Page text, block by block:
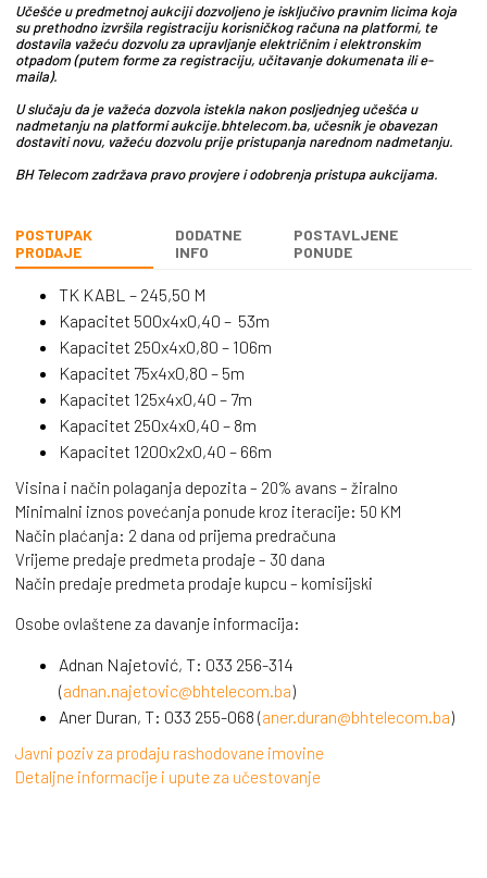
Učešće u predmetnoj aukciji dozvoljeno je isključivo pravnim licima koja
su prethodno izvršila registraciju korisničkog računa na platformi, te
dostavila važeću dozvolu za upravljanje električnim i elektronskim
otpadom (putem forme za registraciju, učitavanje dokumenata ili e-
maila).
U slučaju da je važeća dozvola istekla nakon posljednjeg učešća u
nadmetanju na platformi aukcije.bhtelecom.ba, učesnik je obavezan
dostaviti novu, važeću dozvolu prije pristupanja narednom nadmetanju.
BH Telecom zadržava pravo provjere i odobrenja pristupa aukcijama.
POSTUPAK
PRODAJE
DODATNE
INFO
POSTAVLJENE
PONUDE
TK KABL – 245,50 M
Kapacitet 500x4x0,40 – 53m
Kapacitet 250x4x0,80 – 106m
Kapacitet 75x4x0,80 – 5m
Kapacitet 125x4x0,40 – 7m
Kapacitet 250x4x0,40 – 8m
Kapacitet 1200x2x0,40 – 66m
Visina i način polaganja depozita – 20% avans – žiralno
Minimalni iznos povećanja ponude kroz iteracije: 50 KM
Način plaćanja: 2 dana od prijema predračuna
Vrijeme predaje predmeta prodaje – 30 dana
Način predaje predmeta prodaje kupcu – komisijski
Osobe ovlaštene za davanje informacija:
Adnan Najetović, T: 033 256-314
(adnan.najetovic@bhtelecom.ba)
Aner Duran, T: 033 255-068 (aner.duran@bhtelecom.ba)
Javni poziv za prodaju rashodovane imovine
Detaljne informacije i upute za učestovanje